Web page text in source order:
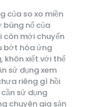
của so xo miền
bùng nổ của
còn mới chuyển
bớt hóa ứng
khôn xiết với thể
sử dụng xem
riêng gì hồi
sử dụng
chuyên gia sản